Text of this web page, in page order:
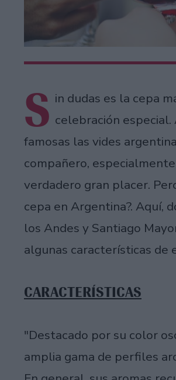
S in dudas es la cepa
celebración
famosas las vides
compañero,
verdadero gran placer.
cepa en Argentina?. Aquí,
los Andes y Santiago
algunas características de
CARACTERÍSTICAS
"Destacado por su color
amplia gama de perfiles